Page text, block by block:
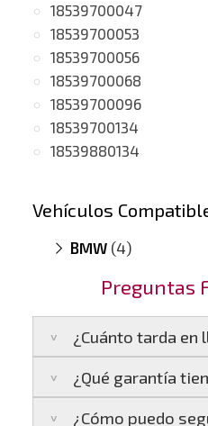
18539700047
18539700053
18539700056
18539700068
18539700096
18539700134
18539880134
Vehículos
BMW (4)
M550 dX 3.0
X5 G05(motor
X7 G07(motor
Preguntas
¿Cuánto tarda en
Península:Entregamos
de24 a 48 horas
pedido antes de las
¿Qué garantía
¿Cómo puedo